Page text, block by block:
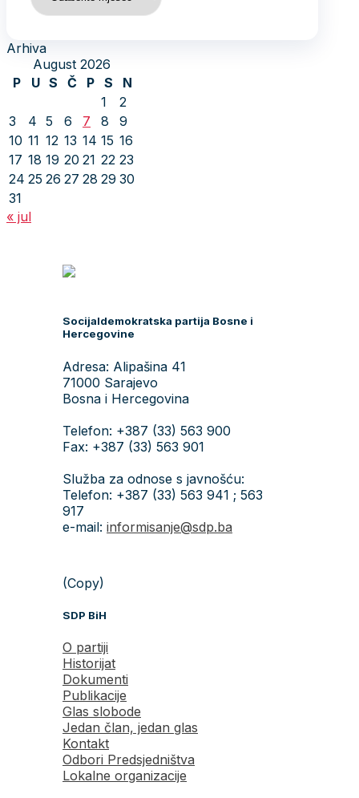
Arhiva
August 2026
P
U S Č P S
N
1
2
3
4 5 6 7 8
9
10 11 12 13 14 15 16
17 18 19 20 21 22 23
24 25 26 27 28 29 30
31
« jul
Socijaldemokratska partija Bosne i
Hercegovine
Adresa: Alipašina 41
71000 Sarajevo
Bosna i Hercegovina
Telefon: +387 (33) 563 900
Fax: +387 (33) 563 901
Služba za odnose s javnošću:
Telefon: +387 (33) 563 941 ; 563
917
e-mail: informisanje@sdp.ba
(Copy)
SDP BiH
O partiji
Historijat
Dokumenti
Publikacije
Glas slobode
Jedan član, jedan glas
Kontakt
Odbori Predsjedništva
Lokalne organizacije